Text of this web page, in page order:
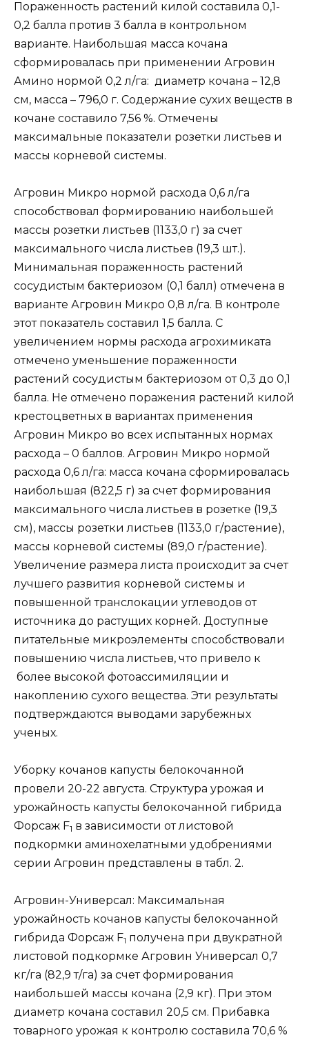
Пораженность растений килой составила 0,1-
0,2 балла против 3 балла в контрольном
варианте. Наибольшая масса кочана
сформировалась при применении Агровин
Амино нормой 0,2 л/га: диаметр кочана – 12,8
см, масса – 796,0 г. Содержание сухих веществ в
кочане составило 7,56 %. Отмечены
максимальные показатели розетки листьев и
массы корневой системы.
Агровин Микро нормой расхода 0,6 л/га
способствовал формированию наибольшей
массы розетки листьев (1133,0 г) за счет
максимального числа листьев (19,3 шт.).
Минимальная пораженность растений
сосудистым бактериозом (0,1 балл) отмечена в
варианте Агровин Микро 0,8 л/га. В контроле
этот показатель составил 1,5 балла. С
увеличением нормы расхода агрохимиката
отмечено уменьшение пораженности
растений сосудистым бактериозом от 0,3 до 0,1
балла. Не отмечено поражения растений килой
крестоцветных в вариантах применения
Агровин Микро во всех испытанных нормах
расхода – 0 баллов. Агровин Микро нормой
расхода 0,6 л/га: масса кочана сформировалась
наибольшая (822,5 г) за счет формирования
максимального числа листьев в розетке (19,3
см), массы розетки листьев (1133,0 г/растение),
массы корневой системы (89,0 г/растение).
Увеличение размера листа происходит за счет
лучшего развития корневой системы и
повышенной транслокации углеводов от
источника до растущих корней. Доступные
питательные микроэлементы способствовали
повышению числа листьев, что привело к
более высокой фотоассимиляции и
накоплению сухого вещества. Эти результаты
подтверждаются выводами зарубежных
ученых.
Уборку кочанов капусты белокочанной
провели 20-22 августа. Структура урожая и
урожайность капусты белокочанной гибрида
Форсаж F1 в зависимости от листовой
подкормки аминохелатными удобрениями
серии Агровин представлены в табл. 2.
Агровин-Универсал: Максимальная
урожайность кочанов капусты белокочанной
гибрида Форсаж F1 получена при двукратной
листовой подкормке Агровин Универсал 0,7
кг/га (82,9 т/га) за счет формирования
наибольшей массы кочана (2,9 кг). При этом
диаметр кочана составил 20,5 см. Прибавка
товарного урожая к контролю составила 70,6 %